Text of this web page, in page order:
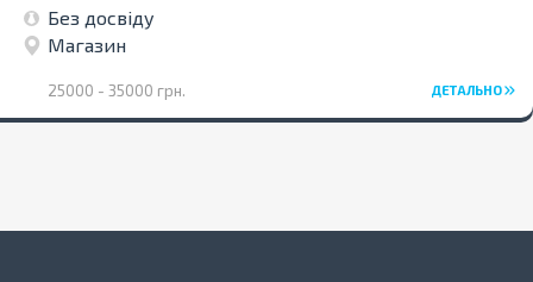
Без досвіду
Магазин
25000 - 35000 грн. ДЕТАЛЬНО